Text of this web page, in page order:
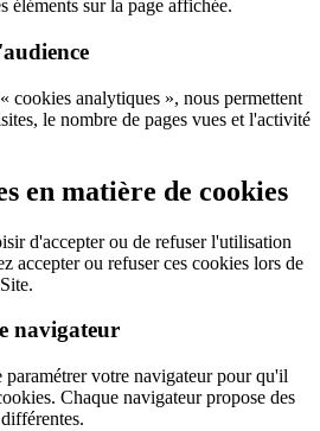
éléments sur la page affichée.
cookies analytiques », nous permettent
le nombre de pages vues et l'activité
en matière de cookies
d'accepter ou de refuser l'utilisation
accepter ou refuser ces cookies lors de
navigateur
paramétrer votre navigateur pour qu'il
Chaque navigateur propose des